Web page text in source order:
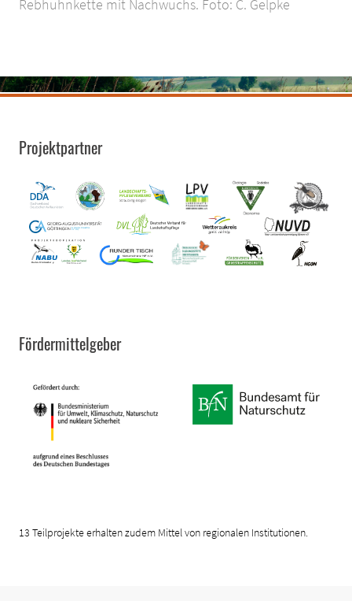
Rebhuhnkette mit Nachwuchs. Foto: C. Gelpke
Projektpartner
Fördermittelgeber
13 Teilprojekte erhalten zudem Mittel von regionalen Institutionen.